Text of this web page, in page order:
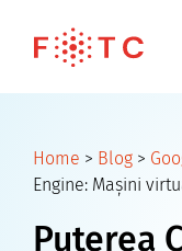
Home > Blog >
Engine: Mașini
Puterea